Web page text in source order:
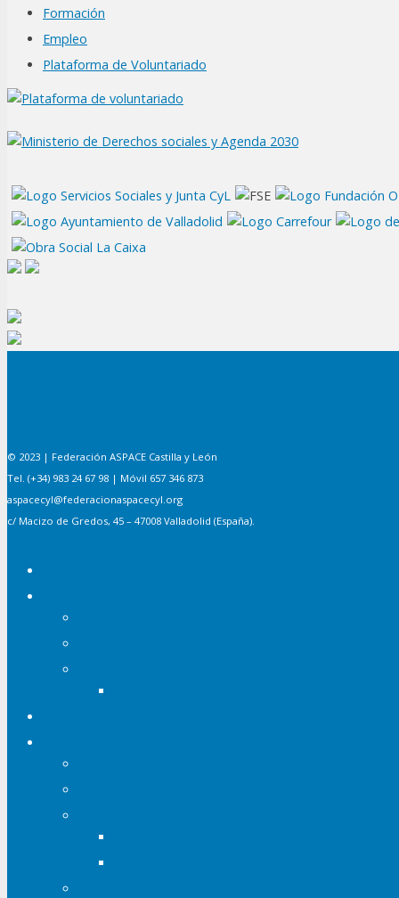
Formación
Empleo
Plataforma de Voluntariado
© 2023 | Federación ASPACE Castilla y León
Tel. (+34) 983 24 67 98 | Móvil 657 346 873
aspacecyl@federacionaspacecyl.org
c/ Macizo de Gredos, 45 – 47008 Valladolid (España).